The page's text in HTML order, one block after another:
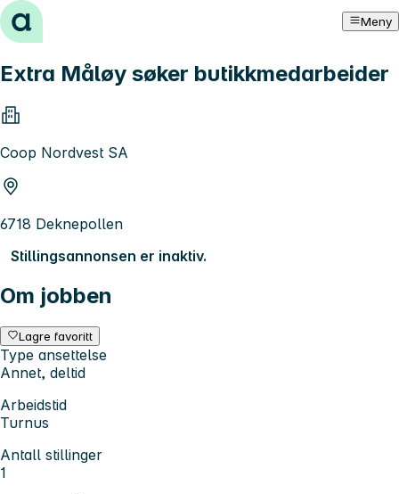
Hopp til innhold Meny
Extra Måløy søker butikkmedarbeider
Coop Nordvest SA
6718 Deknepollen
Stillingsannonsen er inaktiv.
Om jobben
Lagre favoritt
Type ansettelse
Annet, deltid
Arbeidstid
Turnus
Antall stillinger
1